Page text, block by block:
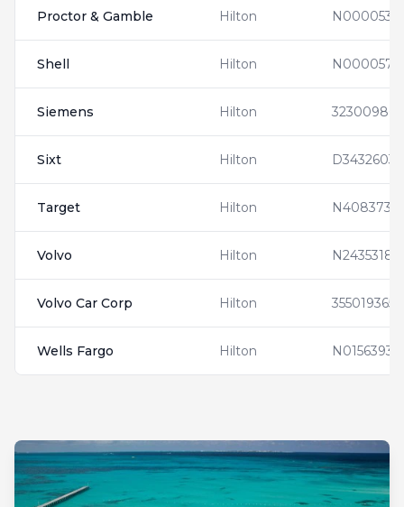
Proctor & Gamble Hilton N0000537
Shell Hilton N0000576
Siemens Hilton 323009803
Sixt Hilton
Target Hilton N4083735
Volvo Hilton N2435318
Volvo Car Corp Hilton 355019365
Wells Fargo Hilton N0156393